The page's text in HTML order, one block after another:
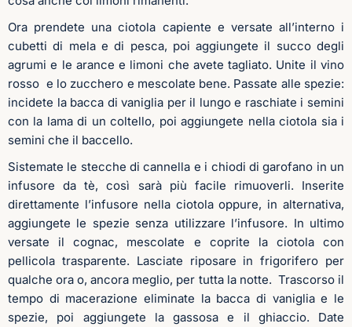
Ora prendete una ciotola capiente e versate all’interno i
cubetti di mela e di pesca, poi aggiungete il succo degli
agrumi e le arance e limoni che avete tagliato. Unite il vino
rosso e lo zucchero e mescolate bene. Passate alle spezie:
incidete la bacca di vaniglia per il lungo e raschiate i semini
con la lama di un coltello, poi aggiungete nella ciotola sia i
semini che il baccello.
Sistemate le stecche di cannella e i chiodi di garofano in un
infusore da tè, così sarà più facile rimuoverli. Inserite
direttamente l’infusore nella ciotola oppure, in alternativa,
aggiungete le spezie senza utilizzare l’infusore. In ultimo
versate il cognac, mescolate e coprite la ciotola con
pellicola trasparente. Lasciate riposare in frigorifero per
qualche ora o, ancora meglio, per tutta la notte. Trascorso il
tempo di macerazione eliminate la bacca di vaniglia e le
spezie, poi aggiungete la gassosa e il ghiaccio. Date